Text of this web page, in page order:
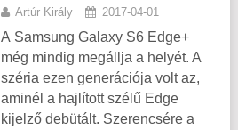
Artúr Király 2017-04-01
A Samsung Galaxy S6 Edge+
még mindig megállja a helyét. A
széria ezen generációja volt az,
aminél a hajlított szélű Edge
kijelző debütált. Szerencsére a